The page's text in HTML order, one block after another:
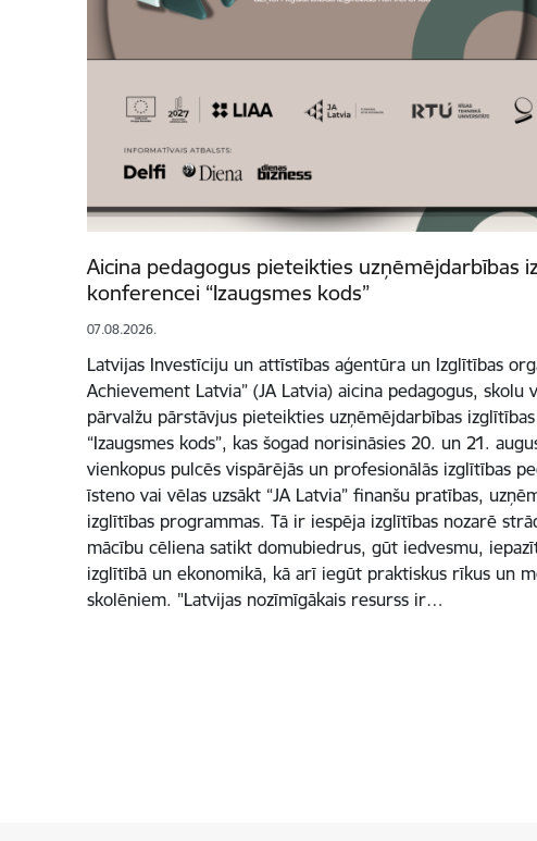
Aicina pedagogus pieteikties uzņēmējdarbības
konferencei “Izaugsmes kods”
07.08.2026.
Latvijas Investīciju un attīstības aģentūra un Izglītības
Achievement Latvia” (JA Latvia) aicina pedagogus, skolu
pārvalžu pārstāvjus pieteikties uzņēmējdarbības
“Izaugsmes kods”, kas šogad norisināsies 20. un 21.
vienkopus pulcēs vispārējās un profesionālās izglītības
īsteno vai vēlas uzsākt “JA Latvia” finanšu pratības,
izglītības programmas. Tā ir iespēja izglītības nozarē
mācību cēliena satikt domubiedrus, gūt iedvesmu,
izglītībā un ekonomikā, kā arī iegūt praktiskus rīkus un
skolēniem. "Latvijas nozīmīgākais resurss ir…